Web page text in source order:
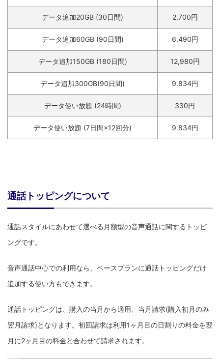
データ追加20GB (30日間) 2,700円
データ追加60GB (90日間) 6,490円
データ追加150GB (180日間) 12,980円
データ追加300GB(90日間) 9.834円
データ使い放題 (24時間) 330円
データ使い放題 (7日間×12回分) 9.834円
通話トッピングについて
通話スタイルにあわせて選べる月額型の音声通話に関するトッピ
ングです。
音声通話中心での利用なら、ベースプランに通話トッピングだけ
追加する使い方もできます。
通話トッピングは、購入の当月から適用、当月請求(購入初月のみ
翌月請求)となります。初回請求は利用1ヶ月目の日割りの料金を翌
月に2ヶ月目の料金と合わせて請求されます。